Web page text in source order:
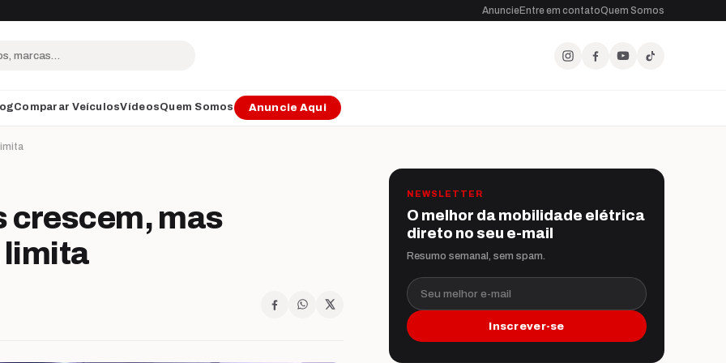
AnuncieEntre em contatoQuem Somos
Comparar VeículosVídeosQuem Somos Anuncie Aqui
crescem, mas
limita
NEWSLETTER
O melhor da mobilidade elétrica
direto no seu e-mail
Resumo semanal, sem spam.
Seu melhor e-mail
Inscrever-se